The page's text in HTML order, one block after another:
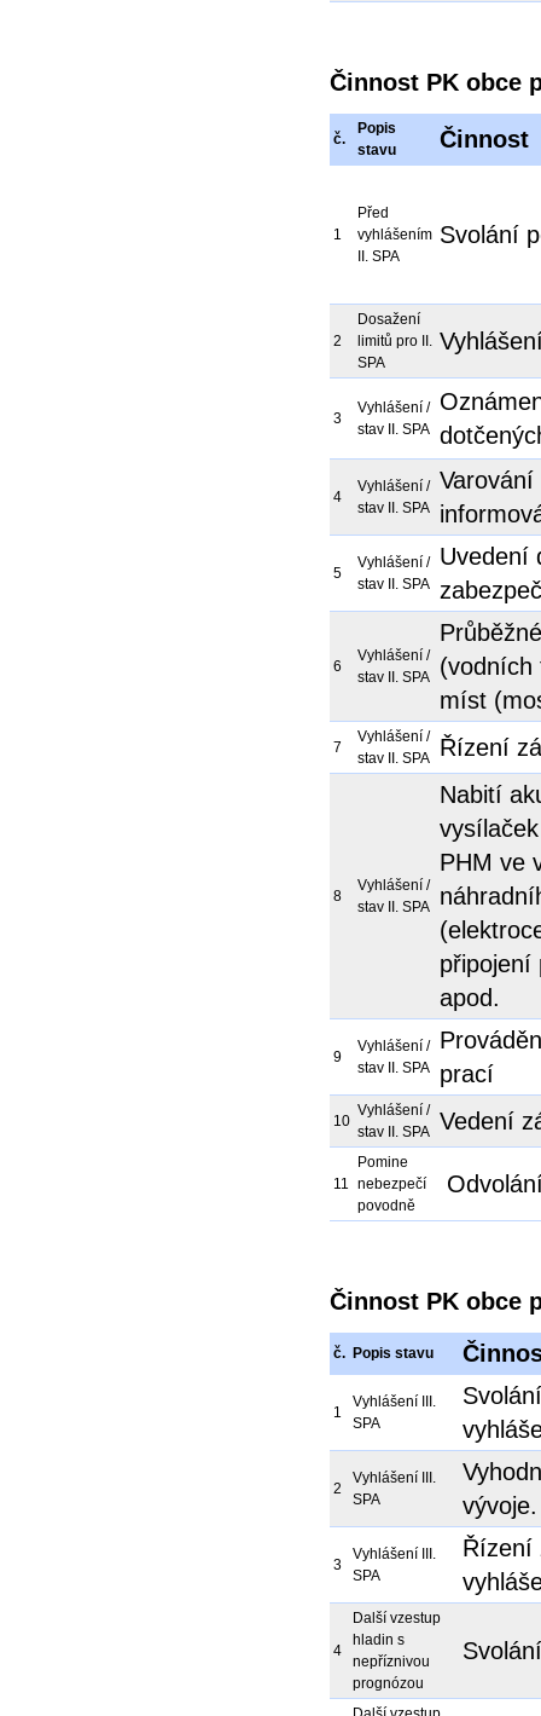
Činnost PK obce
č.
Popis
stavu
Činnost
1
Před
vyhlášením
II. SPA
Svolání
2
Dosažení
limitů pro II.
SPA
3
Vyhlášení /
stav II. SPA
4
Vyhlášení /
stav II. SPA
5
Vyhlášení /
stav II. SPA
Uvedení
6
Vyhlášení /
stav II. SPA
(vodních
míst
7
Vyhlášení /
stav II. SPA
Řízení
8
Vyhlášení /
stav II. SPA
Nabití
PHM ve
připojení
apod.
9
Vyhlášení /
stav II. SPA
prací
10
Vyhlášení /
stav II. SPA Vedení
11
Pomine
nebezpečí
povodně
Činnost PK obce
č. Popis stavu
1
Vyhlášení III.
SPA
2
Vyhlášení III.
SPA
3
Vyhlášení III.
SPA
Řízení
4
Další vzestup
hladin s
nepříznivou
prognózou